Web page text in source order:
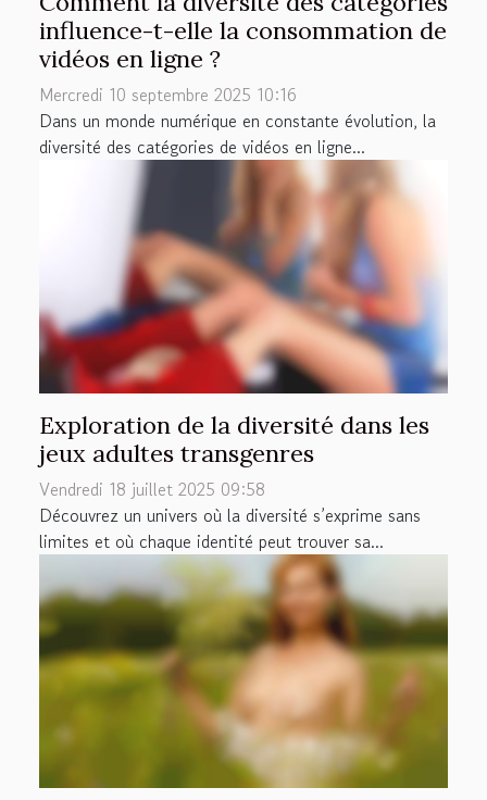
influence-t-elle la consommation de
vidéos en ligne ?
Mercredi 10 septembre 2025 10:16
Dans un monde numérique en constante évolution, la
diversité des catégories de vidéos en ligne...
Exploration de la diversité dans les
jeux adultes transgenres
Vendredi 18 juillet 2025 09:58
Découvrez un univers où la diversité s’exprime sans
limites et où chaque identité peut trouver sa...